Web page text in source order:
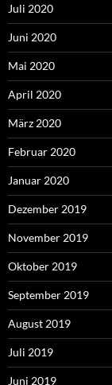
Juli 2020
Juni 2020
Mai 2020
April 2020
März 2020
Februar 2020
Januar 2020
Dezember 2019
November 2019
Oktober 2019
September 2019
August 2019
Juli 2019
Juni 2019